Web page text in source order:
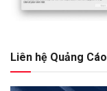
Liên hệ Quảng Cáo